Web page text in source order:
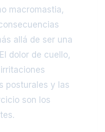
macromastia,
allá de ser una
dolor de cuello,
posturales y las
son los